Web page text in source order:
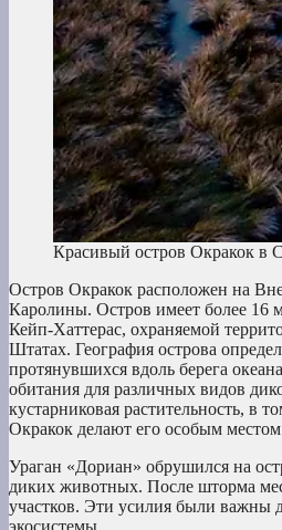
Красивый остров Окракок в
Остров Окракок расположен на
Каролины. Остров имеет более 16
Кейп-Хаттерас, охраняемой
Штатах. География острова
протянувшихся вдоль берега
обитания для различных видов
кустарниковая растительность,
Окракок делают его особым местом
Ураган «Дориан» обрушился на
диких животных. После шторма
участков. Эти усилия были важны